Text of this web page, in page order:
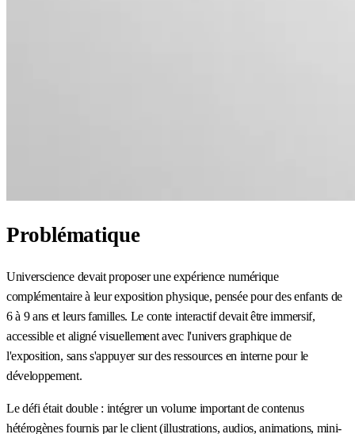
Problématique
Universcience devait proposer une expérience numérique
complémentaire à leur exposition physique, pensée pour des enfants de
6 à 9 ans et leurs familles. Le conte interactif devait être immersif,
accessible et aligné visuellement avec l'univers graphique de
l'exposition, sans s'appuyer sur des ressources en interne pour le
développement.
Le défi était double : intégrer un volume important de contenus
hétérogènes fournis par le client (illustrations, audios, animations, mini-